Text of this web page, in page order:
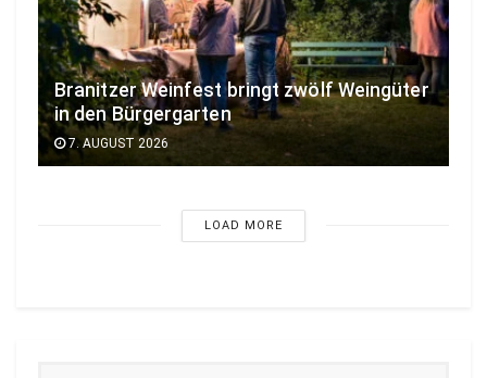
Branitzer Weinfest bringt zwölf Weingüter
in den Bürgergarten
7. AUGUST 2026
LOAD MORE